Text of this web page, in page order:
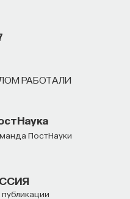
РАБОТАЛИ
ПостНауки
какими способами
Первого